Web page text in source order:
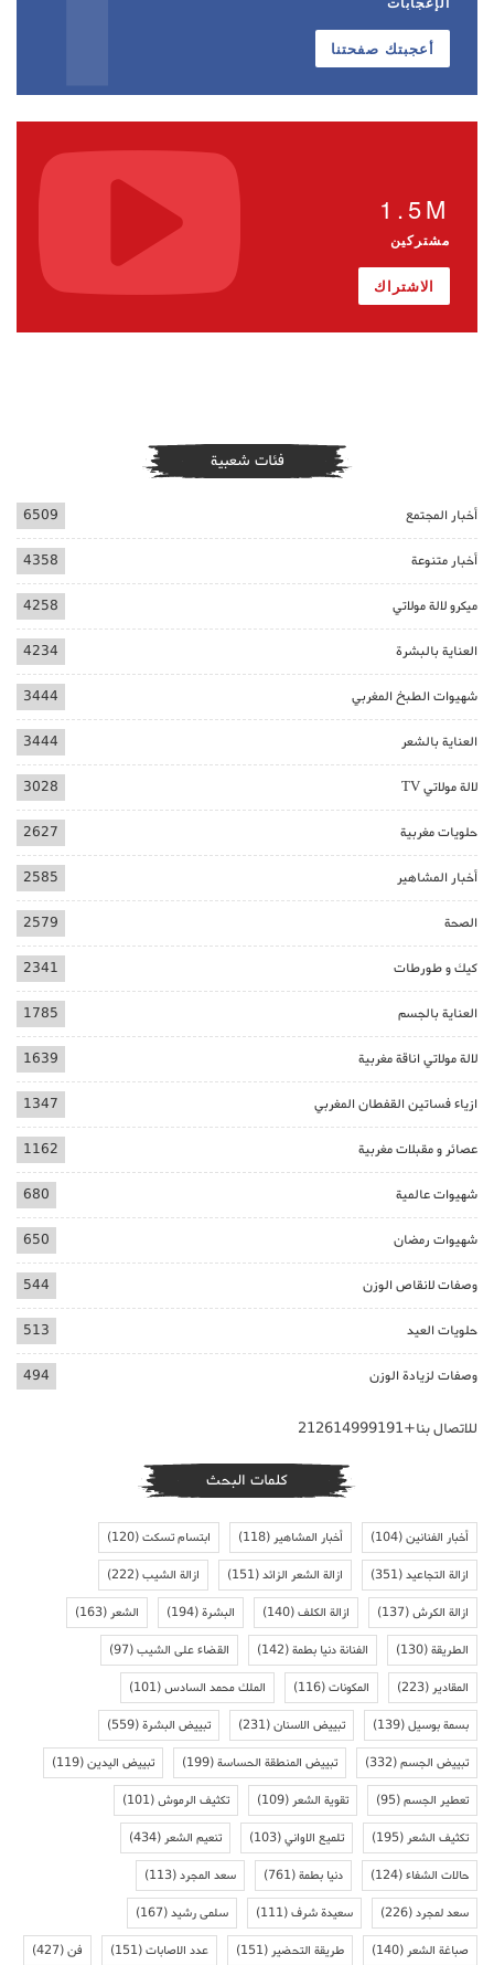
أعجبتك صفحتنا
1.5M
مشتركين
الاشتراك
فئات شعبية
أخبار المجتمع 6509
أخبار متنوعة 4358
ميكرو لالة مولاتي 4258
العناية بالبشرة 4234
شهيوات الطبخ المغربي 3444
العناية بالشعر 3444
لالة مولاتي TV 3028
حلويات مغربية 2627
أخبار المشاهير 2585
الصحة 2579
كيك و طورطات 2341
العناية بالجسم 1785
لالة مولاتي اناقة مغربية 1639
ازياء فساتين القفطان المغربي 1347
عصائر و مقبلات مغربية 1162
شهيوات عالمية 680
شهيوات رمضان 650
وصفات لانقاص الوزن 544
حلويات العيد 513
وصفات لزيادة الوزن 494
للاتصال بنا+212614999191
كلمات البحث
أخبار الفنانين(104) أخبار المشاهير(118) ابتسام تسكت(120)
ازالة التجاعيد(351) ازالة الشعر الزائد(151) ازالة الشيب(222)
ازالة الكرش(137) ازالة الكلف(140) البشرة(194) الشعر(163)
الطريقة(130) الفنانة دنيا بطمة(142) القضاء على الشيب(97)
المقادير(223) المكونات(116) الملك محمد السادس(101)
بسمة بوسيل(139) تبييض الاسنان(231) تبييض البشرة(559)
تبييض الجسم(332) تبييض المنطقة الحساسة(199) تبييض اليدين(119)
تعطير الجسم(95) تقوية الشعر(109) تكثيف الرموش(101)
تكثيف الشعر(195) تلميع الاواني(103) تنعيم الشعر(434)
حالات الشفاء(124) دنيا بطمة(761) سعد المجرد(113)
سعد لمجرد(226) سعيدة شرف(111) سلمى رشيد(167)
صباغة الشعر(140) طريقة التحضير(151) عدد الاصابات(151) فن(427)